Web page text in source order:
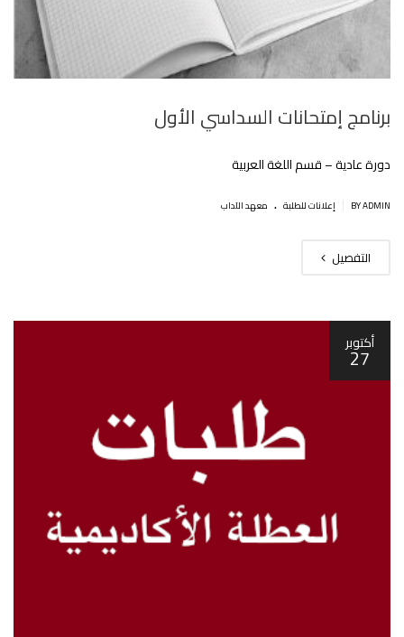
برنامج إمتحانات السداسي اﻷول
دورة عادية – قسم اللغة العربية
BY ADMIN إعلانات للطلبة . معهد الآداب
التفصيل
أكتوبر
27